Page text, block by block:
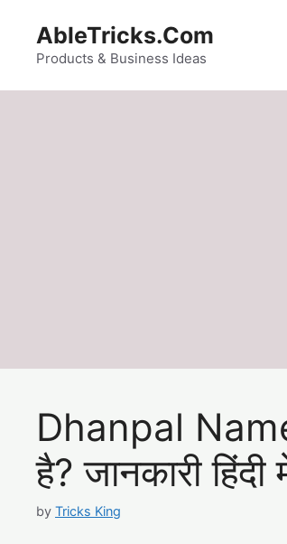
content
AbleTricks.Com
Products & Business Ideas
Dhanpal Name
है? जानकारी हिंदी
by Tricks King